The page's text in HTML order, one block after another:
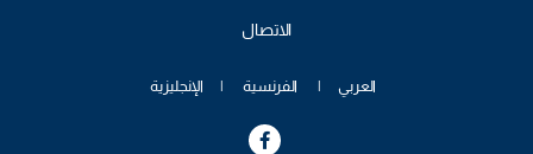
Menu
header
genre
الاتصال
العربي الفرنسية الإنجليزية